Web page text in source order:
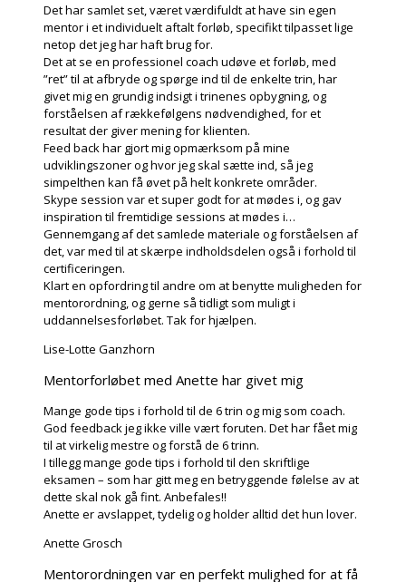
Det har samlet set, været værdifuldt at have sin egen
mentor i et individuelt aftalt forløb, specifikt tilpasset lige
netop det jeg har haft brug for.
Det at se en professionel coach udøve et forløb, med
”ret” til at afbryde og spørge ind til de enkelte trin, har
givet mig en grundig indsigt i trinenes opbygning, og
forståelsen af rækkefølgens nødvendighed, for et
resultat der giver mening for klienten.
Feed back har gjort mig opmærksom på mine
udviklingszoner og hvor jeg skal sætte ind, så jeg
simpelthen kan få øvet på helt konkrete områder.
Skype session var et super godt for at mødes i, og gav
inspiration til fremtidige sessions at mødes i…
Gennemgang af det samlede materiale og forståelsen af
det, var med til at skærpe indholdsdelen også i forhold til
certificeringen.
Klart en opfordring til andre om at benytte muligheden for
mentorordning, og gerne så tidligt som muligt i
uddannelsesforløbet. Tak for hjælpen.
Lise-Lotte Ganzhorn
Mentorforløbet med Anette har givet mig
Mange gode tips i forhold til de 6 trin og mig som coach.
God feedback jeg ikke ville vært foruten. Det har fået mig
til at virkelig mestre og forstå de 6 trinn.
I tillegg mange gode tips i forhold til den skriftlige
eksamen – som har gitt meg en betryggende følelse av at
dette skal nok gå fint. Anbefales!!
Anette er avslappet, tydelig og holder alltid det hun lover.
Anette Grosch
Mentorordningen var en perfekt mulighed for at få